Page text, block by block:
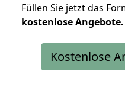
Füllen Sie jetzt das
kostenloseAngebote.
Kostenlose